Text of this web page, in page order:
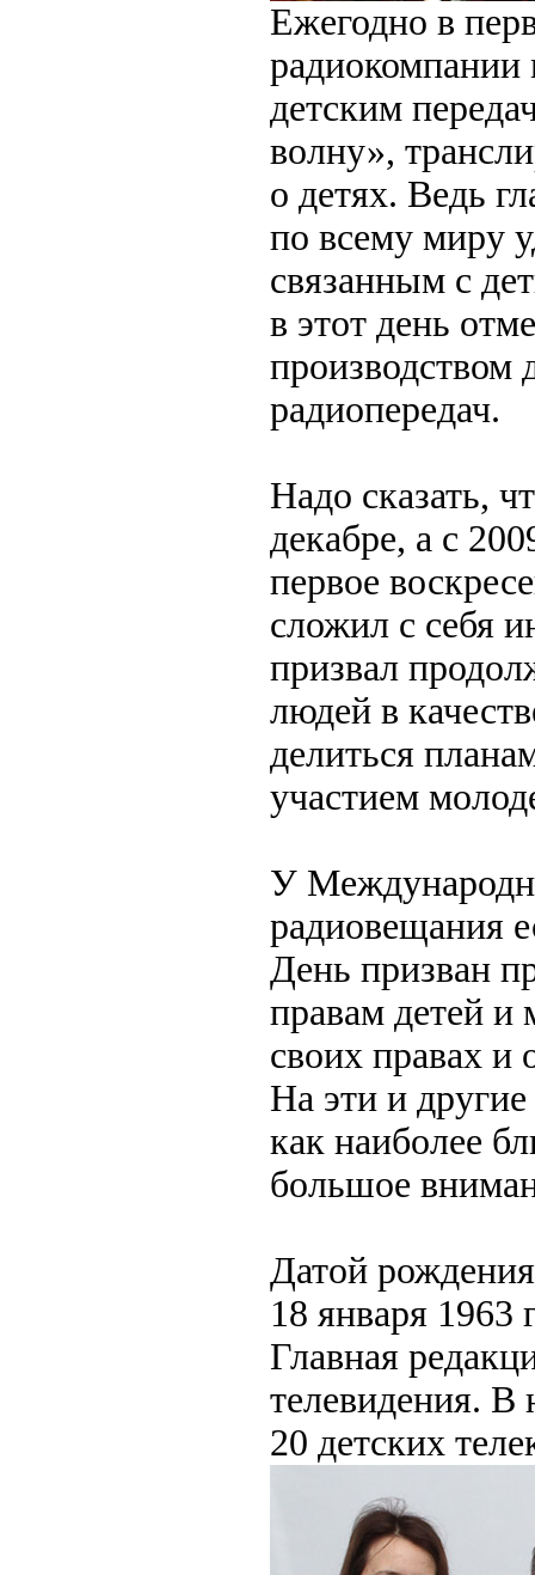
Ежегодно в
радиокомпании
детским
волну»,
о детях. Ведь
по всему миру
связанным с
в этот день
производством
радиопередач.
Надо сказать,
декабре, а с
первое
сложил с себя
призвал
людей в
делиться
участием
У
радиовещания
День призван
правам детей
своих правах и
На эти и
как наиболее
большое
Датой рождения
18 января 1963
Главная
телевидения. В
20 детских